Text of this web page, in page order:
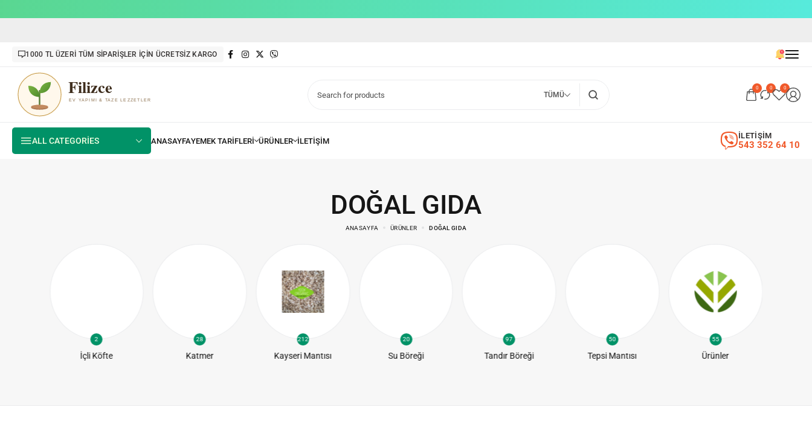
1000 TL ÜZERİ TÜM SİPARİŞLER İÇİN ÜCRETSİZ KARGO
TÜMÜ
0 0 0
ALL CATEGORIES 543 352 64 10
İLETİŞİM
DOĞAL GIDA
ANASAYFA ÜRÜNLER DOĞAL GIDA
2
İçli Köfte
28
Katmer
212
Kayseri Mantısı
20
Su Böreği
97
Tandır Böreği
50
Tepsi Mantısı
55
Ürünler